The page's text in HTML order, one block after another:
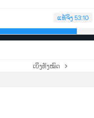
ແທ້ຈິງ 53:10
ເບິ່ງທັງໝົດ